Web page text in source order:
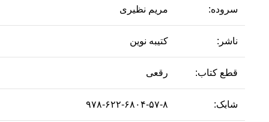
سروده: مریم نظیری
ناشر: کتیبه نوین
قطع کتاب: رقعی
شابک: ۹۷۸-۶۲۲-۶۸۰۴-۵۷-۸